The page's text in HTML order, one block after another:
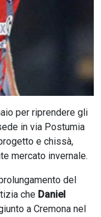
per riprendere gli
in via Postumia
e chissà,
mercato invernale.
del
che Daniel
a Cremona nel